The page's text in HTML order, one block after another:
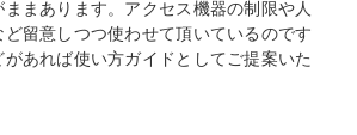
ままあります。アクセス機器の制限や人
留意しつつ使わせて頂いているのです
あれば使い方ガイドとしてご提案いた